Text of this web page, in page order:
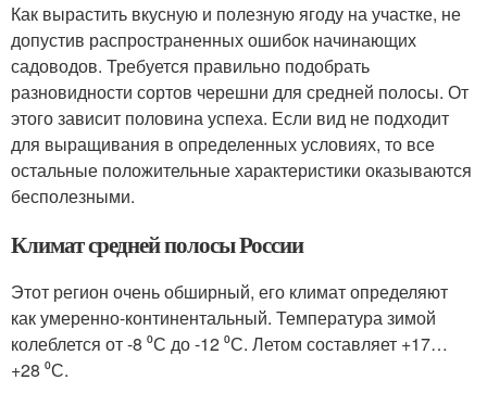
Как вырастить вкусную и полезную ягоду на участке, не
допустив распространенных ошибок начинающих
садоводов. Требуется правильно подобрать
разновидности сортов черешни для средней полосы. От
этого зависит половина успеха. Если вид не подходит
для выращивания в определенных условиях, то все
остальные положительные характеристики оказываются
бесполезными.
Климат средней полосы России
Этот регион очень обширный, его климат определяют
как умеренно-континентальный. Температура зимой
колеблется от -8 ⁰С до -12 ⁰С. Летом составляет +17…
+28 ⁰С.